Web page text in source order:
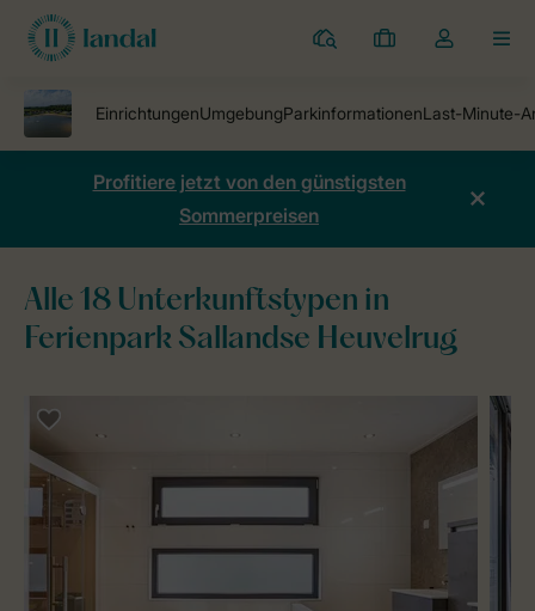
Ferienparks
Meine
Dropdown-
öffnen
Profitiere jetzt von den günstigsten
Sommerpreisen
Ferienparks Ferienpark Sallandse Heuvelrug Unterkünfte
Alle 18 Unterkunftstypen in
Ferienpark Sallandse Heuvelrug